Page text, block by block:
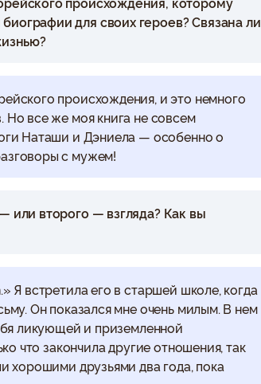
для своих героев? Связана ли
происхождения, и это немного
все же моя книга не совсем
Наташи и Дэниела — особенно о
с мужем!
или второго — взгляда? Как вы
встретила его в старшей школе, когда
Он показался мне очень милым. В нем
ликующей и приземленной
что закончила другие отношения, так
хорошими друзьями два года, пока